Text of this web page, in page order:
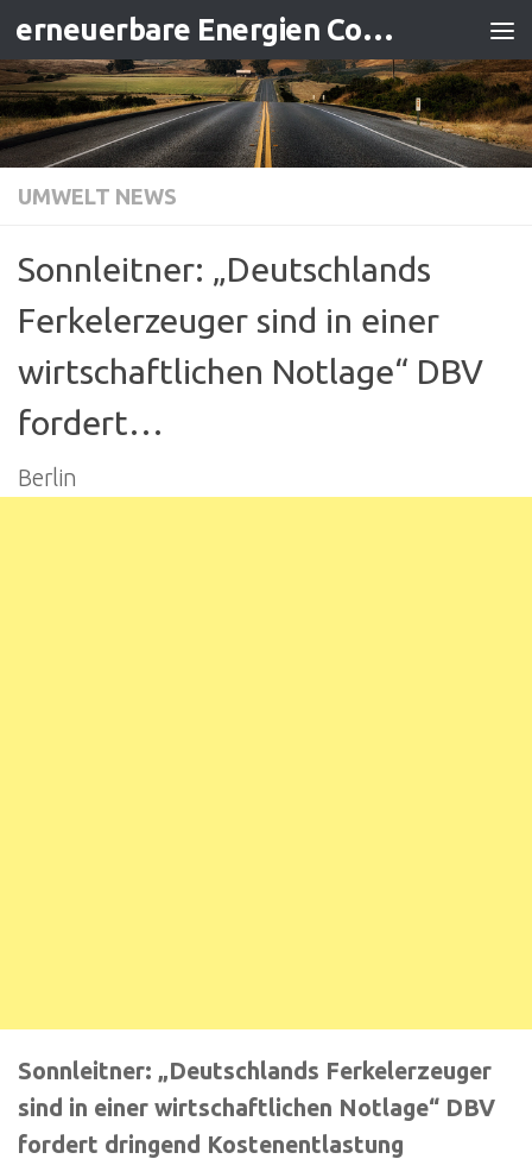
Zum Inhalt springen erneuerbare Energien Contracting
UMWELT NEWS
Sonnleitner: „Deutschlands
Ferkelerzeuger sind in einer
wirtschaftlichen Notlage“ DBV
fordert…
Berlin
Sonnleitner: „Deutschlands Ferkelerzeuger
sind in einer wirtschaftlichen Notlage“ DBV
fordert dringend Kostenentlastung